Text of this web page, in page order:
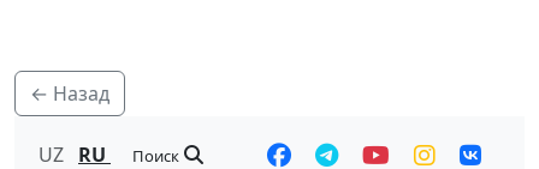
← Назад
UZ RU Поиск